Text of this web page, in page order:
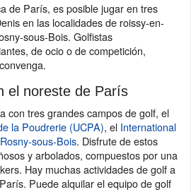
de París, es posible jugar en tres
en las localidades de roissy-en-
sous-Bois. Golfistas
de ocio o de competición,
el noreste de París
con tres grandes campos de golf, el
la Poudrerie (UCPA), el International
sous-Bois. Disfrute de estos
y arbolados, compuestos por una
Hay muchas actividades de golf a
Puede alquilar el equipo de golf